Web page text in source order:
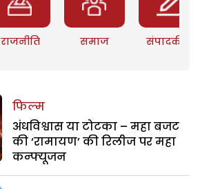
राजनीति समाज संपादकीय
फिल्म
अंधविश्वास या टोटका – महा बजट
की ‘रामायण’ की रिलीज पर महा
कन्फ्यूजन